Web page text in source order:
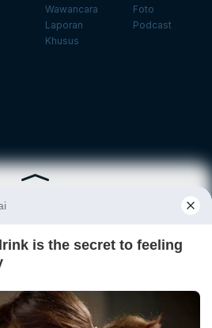
Wawancara
Laporan
Khusus
Foto
Podcast
Daftar